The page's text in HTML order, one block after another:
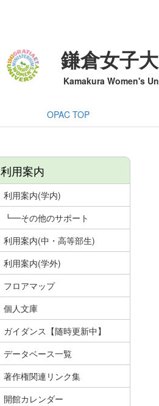
鎌倉女子
Kamakura Women's
OPAC TOP
利用案内
利用案内(学内)
┗━その他のサポート
利用案内(中・高等部生)
利用案内(学外)
フロアマップ
個人文庫
ガイダンス【随時更新中】
データベース一覧
著作権関連リンク集
開館カレンダー